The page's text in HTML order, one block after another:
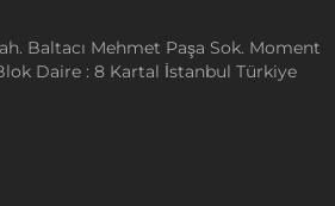
Baltacı Mehmet Paşa Sok. Moment
Daire : 8 Kartal İstanbul Türkiye